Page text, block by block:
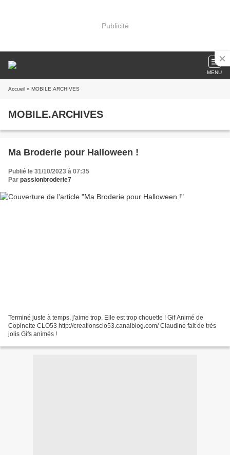
Publicité
MENU
Accueil » MOBILE.ARCHIVES
MOBILE.ARCHIVES
Ma Broderie pour Halloween !
Publié le 31/10/2023 à 07:35
Par passionbroderie7
Terminé juste à temps, j'aime trop. Elle est trop chouette ! Gif Animé de
Copinette CLO53 http://creationsclo53.canalblog.com/ Claudine fait de très
jolis Gifs animés !